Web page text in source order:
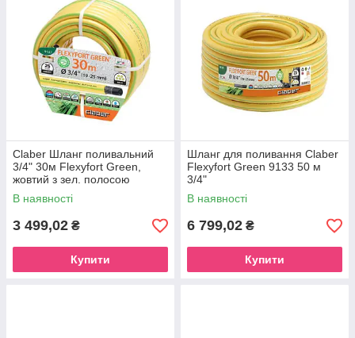
Claber Шланг поливальний
3/4" 30м Flexyfort Green,
жовтий з зел. полосою
В наявності
3 499,02 ₴
Купити
Шланг для поливання Claber
Flexyfort Green 9133 50 м
3/4"
В наявності
6 799,02 ₴
Купити